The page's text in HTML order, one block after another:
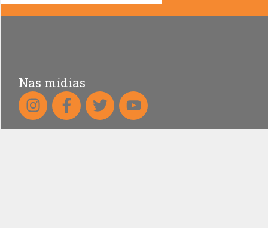
Nas mídias